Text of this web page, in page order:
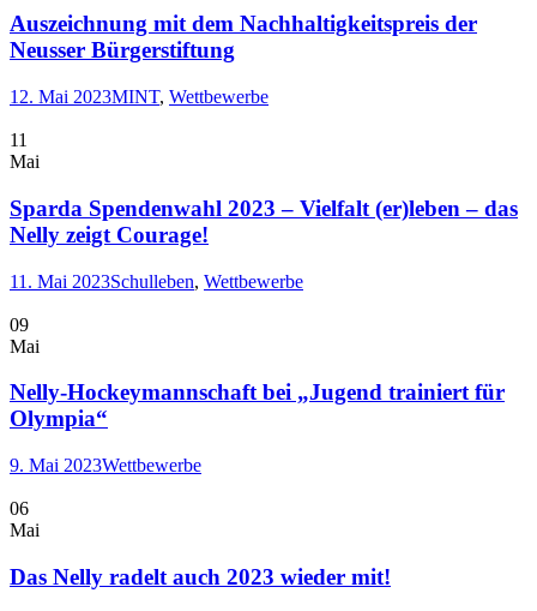
Auszeichnung mit dem Nachhaltigkeitspreis der
Neusser Bürgerstiftung
12. Mai 2023MINT, Wettbewerbe
11
Mai
Sparda Spendenwahl 2023 – Vielfalt (er)leben – das
Nelly zeigt Courage!
11. Mai 2023Schulleben, Wettbewerbe
09
Mai
Nelly-Hockeymannschaft bei „Jugend trainiert für
Olympia“
9. Mai 2023Wettbewerbe
06
Mai
Das Nelly radelt auch 2023 wieder mit!